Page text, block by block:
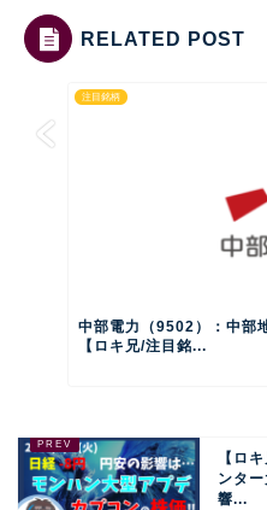
RELATED POST
注目銘柄
中部電力（9502）：中部
【ロキ兄/注目銘...
【ロ
ンタ
響...